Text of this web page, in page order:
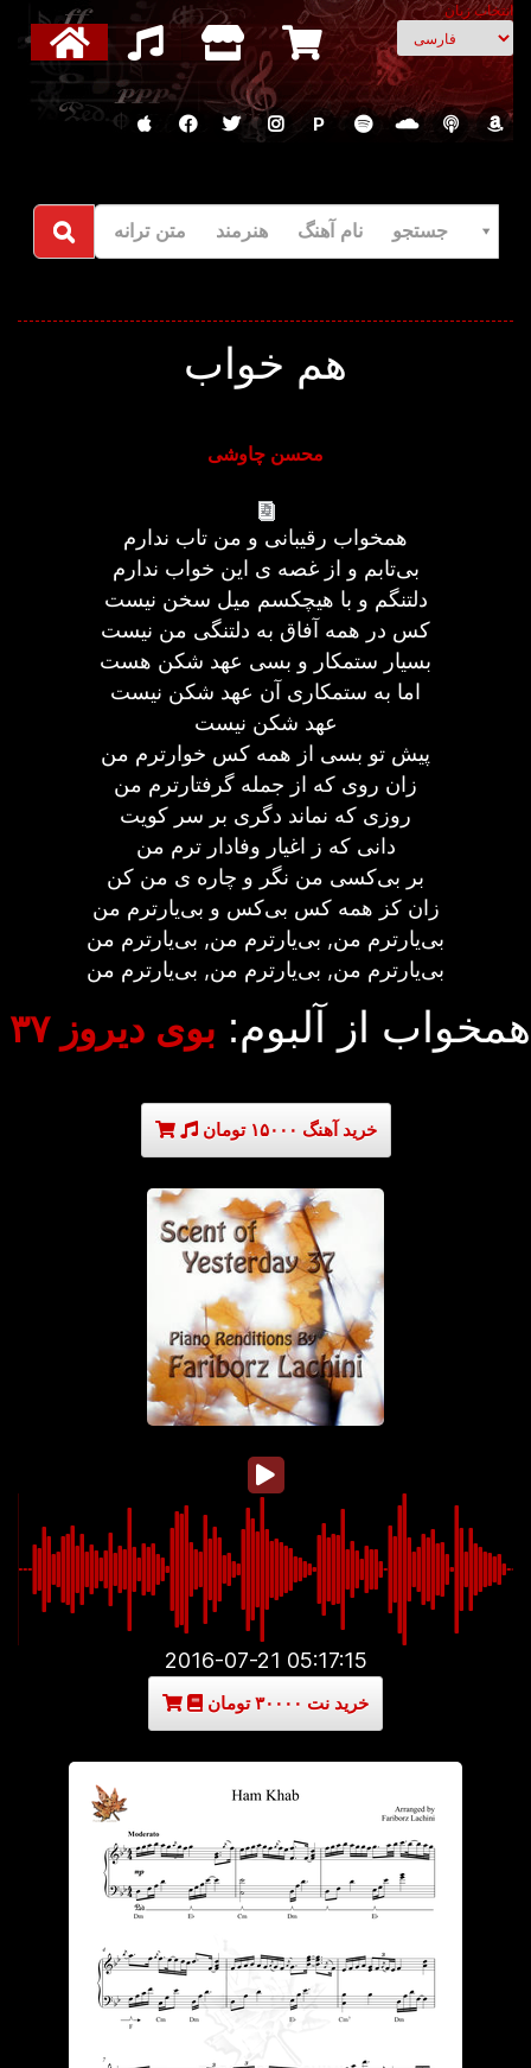
انتخاب زبان
P
جستجو نام آهنگ هنرمند متن ترانه
هم خواب
محسن چاوشی
همخواب رقیبانی و من تاب ندارم
بی‌تابم و از غصه ی این خواب ندارم
دلتنگم و با هیچکسم میل سخن نیست
کس در همه آفاق به دلتنگی من نیست
بسیار ستمکار و بسی عهد شکن هست
اما به ستمکاری آن عهد شکن نیست
عهد شکن نیست
پیش تو بسی از همه کس خوارترم من
زان روی که از جمله گرفتارترم من
روزی که نماند دگری بر سر کویت
دانی که ز اغیار وفادار ترم من
بر بی‌کسی من نگر و چاره ی من کن
زان کز همه کس بی‌کس و بی‌یارترم من
بی‌یارترم من, بی‌یارترم من, بی‌یارترم من
بی‌یارترم من, بی‌یارترم من, بی‌یارترم من
همخواب از آلبوم: بوی دیروز ۳۷
خرید آهنگ ۱۵۰۰۰ تومان
2016-07-21 05:17:15
خرید نت ۳۰۰۰۰ تومان